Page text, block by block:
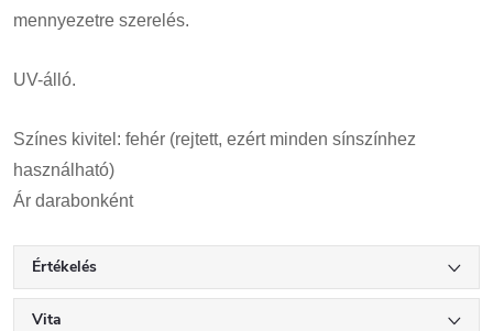
mennyezetre szerelés.
UV-álló.
Színes kivitel: fehér (rejtett, ezért minden sínszínhez
használható)
Ár darabonként
Értékelés
Vita